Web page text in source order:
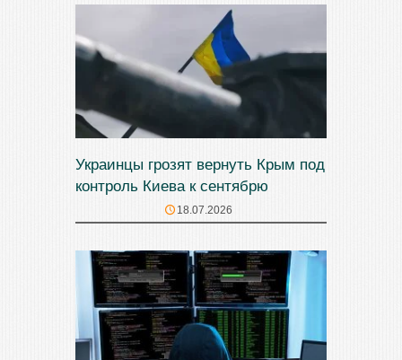
Украинцы грозят вернуть Крым под
контроль Киева к сентябрю
18.07.2026